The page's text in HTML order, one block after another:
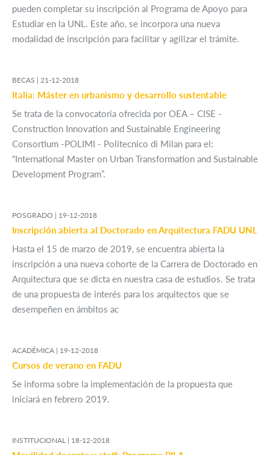
pueden completar su inscripción al Programa de Apoyo para
Estudiar en la UNL. Este año, se incorpora una nueva
modalidad de inscripción para facilitar y agilizar el trámite.
BECAS | 21-12-2018
Italia: Máster en urbanismo y desarrollo sustentable
Se trata de la convocatoria ofrecida por OEA – CISE -
Construction Innovation and Sustainable Engineering
Consortium -POLIMI - Politecnico di Milan para el:
“International Master on Urban Transformation and Sustainable
Development Program”.
POSGRADO | 19-12-2018
Inscripción abierta al Doctorado en Arquitectura FADU UNL
Hasta el 15 de marzo de 2019, se encuentra abierta la
inscripción a una nueva cohorte de la Carrera de Doctorado en
Arquitectura que se dicta en nuestra casa de estudios. Se trata
de una propuesta de interés para los arquitectos que se
desempeñen en ámbitos ac
ACADÉMICA | 19-12-2018
Cursos de verano en FADU
Se informa sobre la implementación de la propuesta que
iniciará en febrero 2019.
INSTITUCIONAL | 18-12-2018